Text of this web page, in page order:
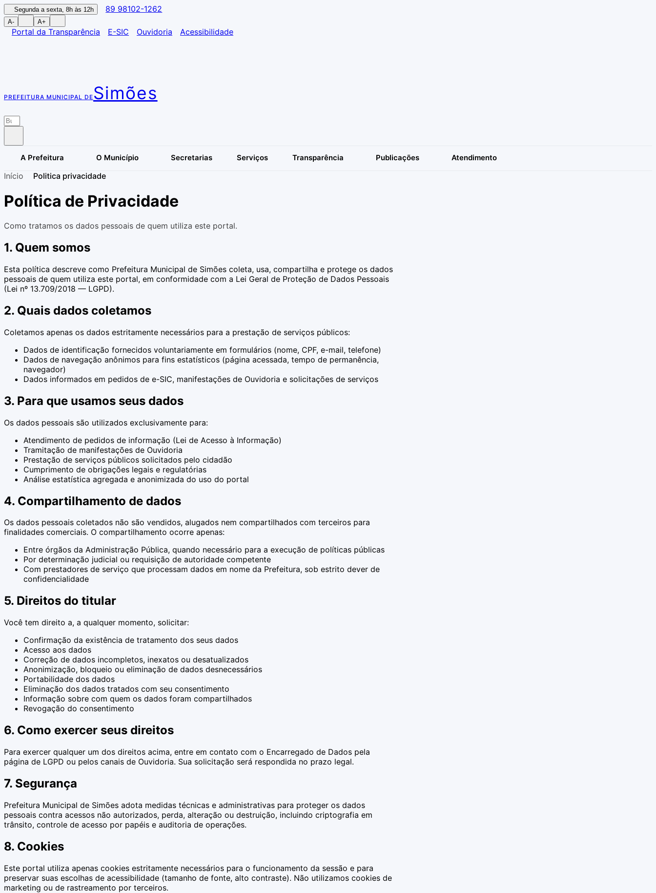
Segunda a sexta, 8h às 12h 89 98102-1262
A- A+
Portal da Transparência E-SIC Ouvidoria Acessibilidade
PREFEITURA MUNICIPAL DE Simões
A Prefeitura O Município Secretarias Serviços Transparência Publicações Atendimento
Início Politica privacidade
Política de Privacidade
Como tratamos os dados pessoais de quem utiliza este portal.
1. Quem somos
Esta política descreve como Prefeitura Municipal de Simões coleta, usa, compartilha e protege os dados
pessoais de quem utiliza este portal, em conformidade com a Lei Geral de Proteção de Dados Pessoais
(Lei nº 13.709/2018 — LGPD).
2. Quais dados coletamos
Coletamos apenas os dados estritamente necessários para a prestação de serviços públicos:
Dados de identificação fornecidos voluntariamente em formulários (nome, CPF, e-mail, telefone)
Dados de navegação anônimos para fins estatísticos (página acessada, tempo de permanência,
navegador)
Dados informados em pedidos de e-SIC, manifestações de Ouvidoria e solicitações de serviços
3. Para que usamos seus dados
Os dados pessoais são utilizados exclusivamente para:
Atendimento de pedidos de informação (Lei de Acesso à Informação)
Tramitação de manifestações de Ouvidoria
Prestação de serviços públicos solicitados pelo cidadão
Cumprimento de obrigações legais e regulatórias
Análise estatística agregada e anonimizada do uso do portal
4. Compartilhamento de dados
Os dados pessoais coletados não são vendidos, alugados nem compartilhados com terceiros para
finalidades comerciais. O compartilhamento ocorre apenas:
Entre órgãos da Administração Pública, quando necessário para a execução de políticas públicas
Por determinação judicial ou requisição de autoridade competente
Com prestadores de serviço que processam dados em nome da Prefeitura, sob estrito dever de
confidencialidade
5. Direitos do titular
Você tem direito a, a qualquer momento, solicitar:
Confirmação da existência de tratamento dos seus dados
Acesso aos dados
Correção de dados incompletos, inexatos ou desatualizados
Anonimização, bloqueio ou eliminação de dados desnecessários
Portabilidade dos dados
Eliminação dos dados tratados com seu consentimento
Informação sobre com quem os dados foram compartilhados
Revogação do consentimento
6. Como exercer seus direitos
Para exercer qualquer um dos direitos acima, entre em contato com o Encarregado de Dados pela
página de LGPD ou pelos canais de Ouvidoria. Sua solicitação será respondida no prazo legal.
7. Segurança
Prefeitura Municipal de Simões adota medidas técnicas e administrativas para proteger os dados
pessoais contra acessos não autorizados, perda, alteração ou destruição, incluindo criptografia em
trânsito, controle de acesso por papéis e auditoria de operações.
8. Cookies
Este portal utiliza apenas cookies estritamente necessários para o funcionamento da sessão e para
preservar suas escolhas de acessibilidade (tamanho de fonte, alto contraste). Não utilizamos cookies de
marketing ou de rastreamento por terceiros.